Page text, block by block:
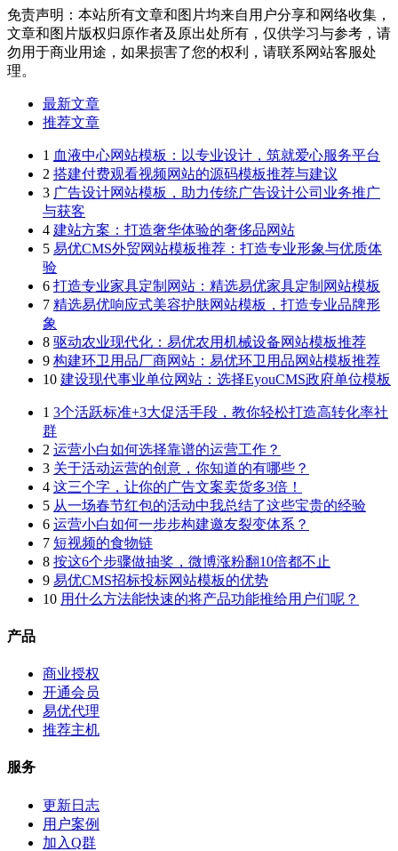
免责声明：本站所有文章和图片均来自用户分享和网络收集，
文章和图片版权归原作者及原出处所有，仅供学习与参考，请
勿用于商业用途，如果损害了您的权利，请联系网站客服处
理。
最新文章
推荐文章
1 血液中心网站模板：以专业设计，筑就爱心服务平台
2 搭建付费观看视频网站的源码模板推荐与建议
3 广告设计网站模板，助力传统广告设计公司业务推广
与获客
4 建站方案：打造奢华体验的奢侈品网站
5 易优CMS外贸网站模板推荐：打造专业形象与优质体
验
6 打造专业家具定制网站：精选易优家具定制网站模板
7 精选易优响应式美容护肤网站模板，打造专业品牌形
象
8 驱动农业现代化：易优农用机械设备网站模板推荐
9 构建环卫用品厂商网站：易优环卫用品网站模板推荐
10 建设现代事业单位网站：选择EyouCMS政府单位模板
1 3个活跃标准+3大促活手段，教你轻松打造高转化率社
群
2 运营小白如何选择靠谱的运营工作？
3 关于活动运营的创意，你知道的有哪些？
4 这三个字，让你的广告文案卖货多3倍！
5 从一场春节红包的活动中我总结了这些宝贵的经验
6 运营小白如何一步步构建邀友裂变体系？
7 短视频的食物链
8 按这6个步骤做抽奖，微博涨粉翻10倍都不止
9 易优CMS招标投标网站模板的优势
10 用什么方法能快速的将产品功能推给用户们呢？
产品
商业授权
开通会员
易优代理
推荐主机
服务
更新日志
用户案例
加入Q群